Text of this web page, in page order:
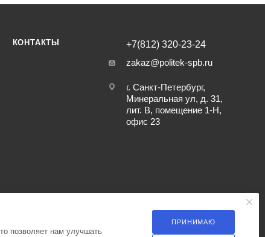
КОНТАКТЫ
+7(812) 320-23-24
zakaz@politek-spb.ru
г. Санкт-Петербург,
Минеральная ул, д. 31,
лит. В, помещение 1-Н,
офис 23
позволяет нам улучшать
ПРИНИМАЮ